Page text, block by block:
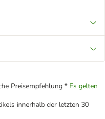
Preisempfehlung * Es gelten
innerhalb der letzten 30